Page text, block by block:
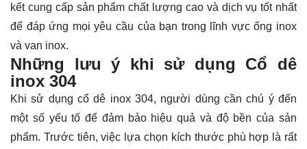
kết cung cấp sản phẩm chất lượng cao và dịch vụ tốt nhất
để đáp ứng mọi yêu cầu của bạn trong lĩnh vực ống inox
và van inox.
Những lưu ý khi sử dụng Cổ dê
inox 304
Khi sử dụng cổ dê inox 304, người dùng cần chú ý đến
một số yếu tố để đảm bảo hiệu quả và độ bền của sản
phẩm. Trước tiên, việc lựa chọn kích thước phù hợp là rất